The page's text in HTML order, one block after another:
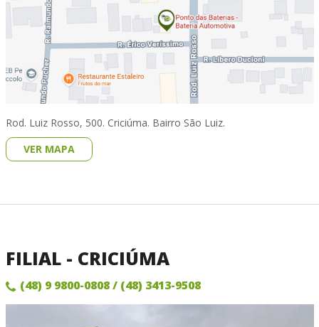
Rod. Luiz Rosso, 500. Criciúma. Bairro São Luiz.
VER MAPA
FILIAL - CRICIÚMA
(48) 9 9800-0808/ (48) 3413-9508